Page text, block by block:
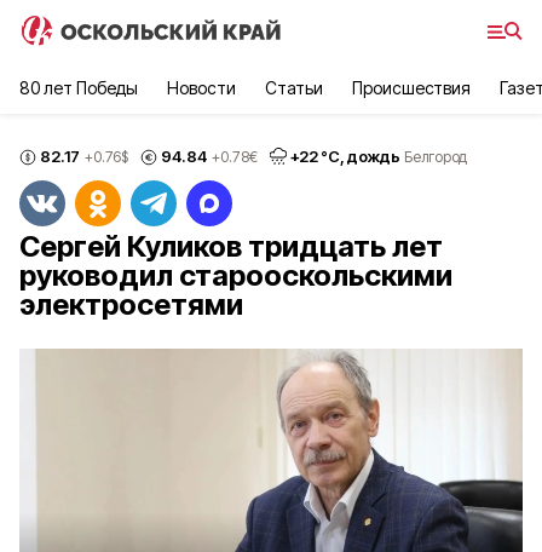
80 лет Победы Новости Статьи Происшествия
82.17 +0.76$ 94.84 +0.78€ +22°С, дождь Белгород
Сергей Куликов тридцать лет
руководил старооскольскими
электросетями